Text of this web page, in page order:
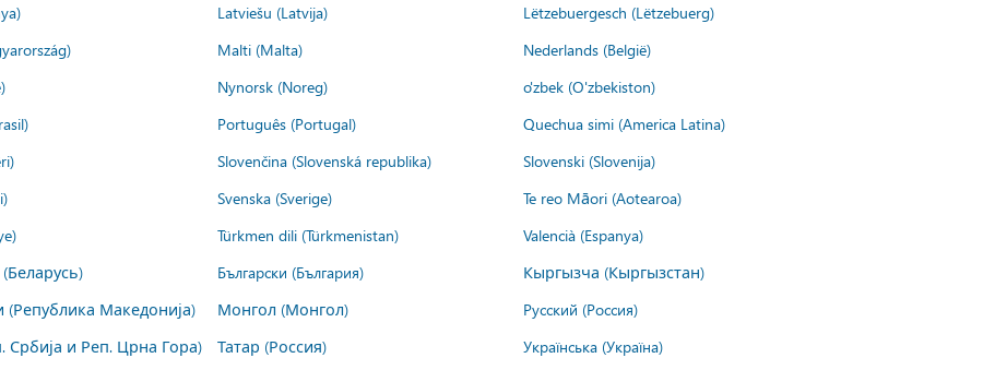
Latviešu (Latvija)
Lëtzebuergesch (Lëtzebuerg)
Malti (Malta)
Nederlands (België)
Nynorsk (Noreg)
o'zbek (O'zbekiston)
Português (Portugal)
Quechua simi (America Latina)
Slovenčina (Slovenská republika)
Slovenski (Slovenija)
Svenska (Sverige)
Te reo Māori (Aotearoa)
Türkmen dili (Türkmenistan)
Valencià (Espanya)
Български (България)
Кыргызча (Кыргызстан)
(Република Македонија) Монгол (Монгол)
Русский (Россия)
Србија и Реп. Црна Гора) Татар (Россия)
Українська (Україна)